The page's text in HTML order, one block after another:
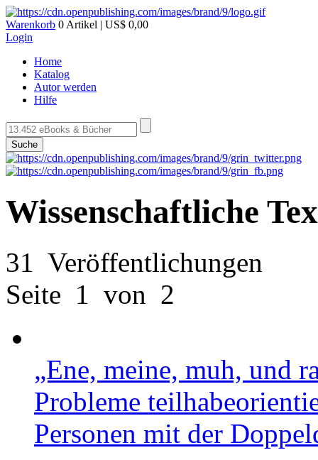
Warenkorb 0 Artikel | US$ 0,00
Login
Home
Katalog
Autor werden
Hilfe
Suche
Wissenschaftliche
31 Veröffentlichungen
Seite 1 von 2
„Ene, meine, muh, und
Probleme
Personen mit der